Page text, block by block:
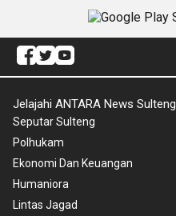
Jelajahi ANTARA News Sulteng
Seputar Sulteng
Polhukam
Ekonomi Dan Keuangan
Humaniora
Lintas Jagad